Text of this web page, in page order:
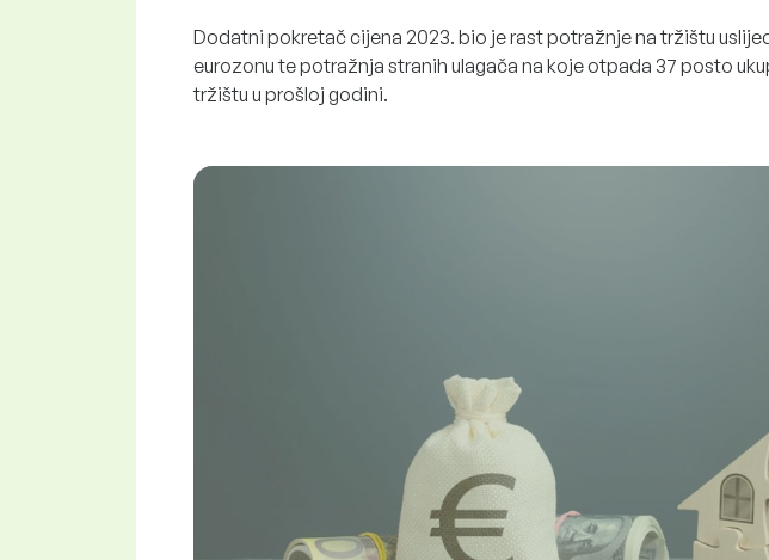
Dodatni pokretač cijena 2023. bio je rast potražnje na tržištu
eurozonu te potražnja stranih ulagača na koje otpada 37 posto
tržištu u prošloj godini.